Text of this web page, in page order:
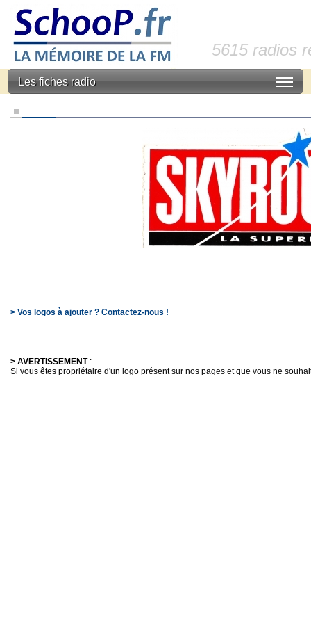
5615 radios
Les fiches radio
> Vos logos à ajouter ? Contactez-nous !
> AVERTISSEMENT:
Si vous êtes propriétaire d'un logo présent sur nos pages et que vous ne